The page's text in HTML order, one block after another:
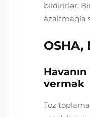
bildirirlər.
azaltmaqla
vermək
Toz